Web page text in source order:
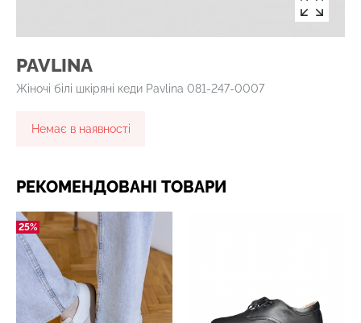
PAVLINA
Жіночі білі шкіряні кеди Pavlina 081-247-0007
Немає в наявності
РЕКОМЕНДОВАНІ ТОВАРИ
25%